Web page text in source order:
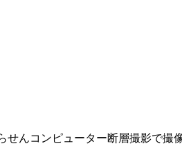
んコンピューター断層撮影で撮